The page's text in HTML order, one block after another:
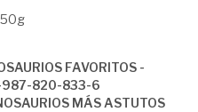
50g
FAVORITOS -
987-820-833-6
MÁS ASTUTOS